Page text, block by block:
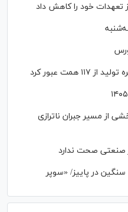
همت عبور کرد
از مسیر جبران ناترازی
صنعتی صحت ندارد
در پاییز/ «سوپر